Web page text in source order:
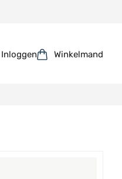
Inloggen Winkelmand